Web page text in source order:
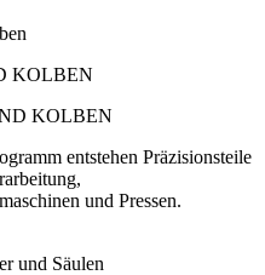
KOLBEN
entstehen Präzisionsteile
und Pressen.
und Säulen